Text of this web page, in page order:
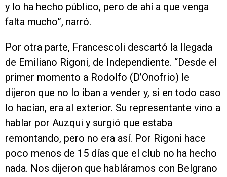
y lo ha hecho público, pero de ahí a que venga
falta mucho”, narró.
Por otra parte, Francescoli descartó la llegada
de Emiliano Rigoni, de Independiente. “Desde el
primer momento a Rodolfo (D’Onofrio) le
dijeron que no lo iban a vender y, si en todo caso
lo hacían, era al exterior. Su representante vino a
hablar por Auzqui y surgió que estaba
remontando, pero no era así. Por Rigoni hace
poco menos de 15 días que el club no ha hecho
nada. Nos dijeron que habláramos con Belgrano